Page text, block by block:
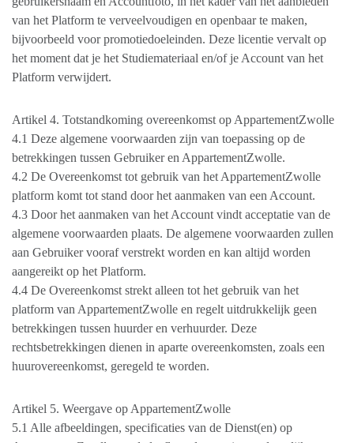
van het Platform te verveelvoudigen en openbaar te maken,
bijvoorbeeld voor promotiedoeleinden. Deze licentie vervalt op
het moment dat je het Studiemateriaal en/of je Account van het
Platform verwijdert.
Artikel 4. Totstandkoming overeenkomst op AppartementZwolle
4.1 Deze algemene voorwaarden zijn van toepassing op de
betrekkingen tussen Gebruiker en AppartementZwolle.
4.2 De Overeenkomst tot gebruik van het AppartementZwolle
platform komt tot stand door het aanmaken van een Account.
4.3 Door het aanmaken van het Account vindt acceptatie van de
algemene voorwaarden plaats. De algemene voorwaarden zullen
aan Gebruiker vooraf verstrekt worden en kan altijd worden
aangereikt op het Platform.
4.4 De Overeenkomst strekt alleen tot het gebruik van het
platform van AppartementZwolle en regelt uitdrukkelijk geen
betrekkingen tussen huurder en verhuurder. Deze
rechtsbetrekkingen dienen in aparte overeenkomsten, zoals een
huurovereenkomst, geregeld te worden.
Artikel 5. Weergave op AppartementZwolle
5.1 Alle afbeeldingen, specificaties van de Dienst(en) op